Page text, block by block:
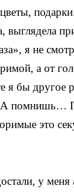
выглядела
я не
а от
бы другое
«А
это
у меня